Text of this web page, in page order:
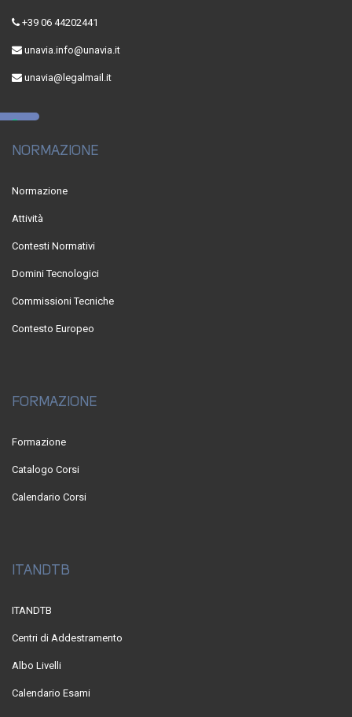
+39 06 44202441
unavia.info@unavia.it
unavia@legalmail.it
NORMAZIONE
Normazione
Attività
Contesti Normativi
Domini Tecnologici
Commissioni Tecniche
Contesto Europeo
FORMAZIONE
Formazione
Catalogo Corsi
Calendario Corsi
ITANDTB
ITANDTB
Centri di Addestramento
Albo Livelli
Calendario Esami